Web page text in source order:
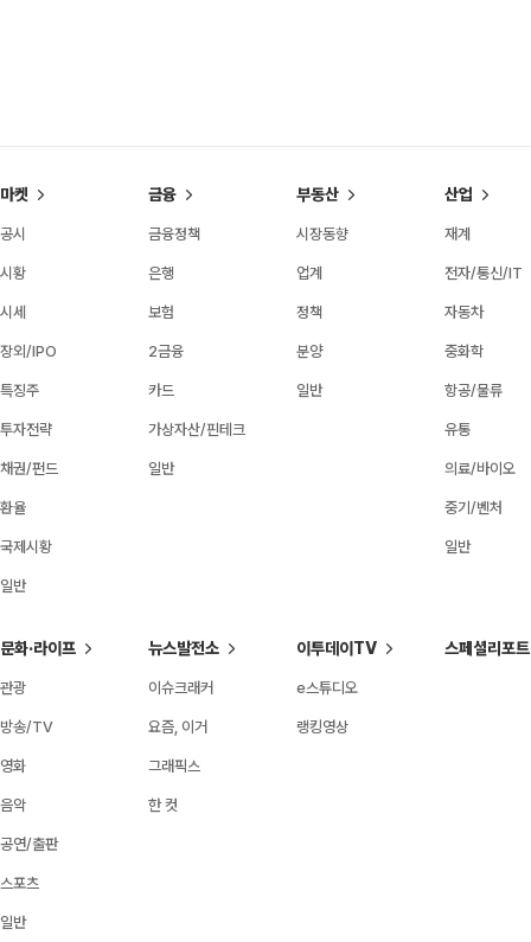
마켓
공시
시황
시세
장외/IPO
특징주
투자전략
채권/펀드
환율
국제시황
일반
금융
금융정책
은행
보험
2금융
카드
가상자산/핀테크
일반
부동산
시장동향
업계
정책
분양
일반
산업
재계
전자/통신/IT
자동차
중화학
항공/물류
유통
의료/바이오
중기/벤처
일반
문화·라이프
관광
방송/TV
영화
음악
공연/출판
스포츠
일반
뉴스발전소
이슈크래커
요즘, 이거
그래픽스
한 컷
이투데이TV
e스튜디오
랭킹영상
스페셜리포트